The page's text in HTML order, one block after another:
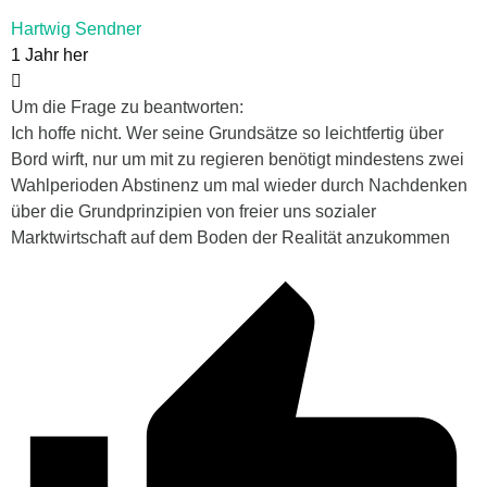
Hartwig Sendner
1 Jahr her
Um die Frage zu beantworten:
Ich hoffe nicht. Wer seine Grundsätze so leichtfertig über
Bord wirft, nur um mit zu regieren benötigt mindestens zwei
Wahlperioden Abstinenz um mal wieder durch Nachdenken
über die Grundprinzipien von freier uns sozialer
Marktwirtschaft auf dem Boden der Realität anzukommen